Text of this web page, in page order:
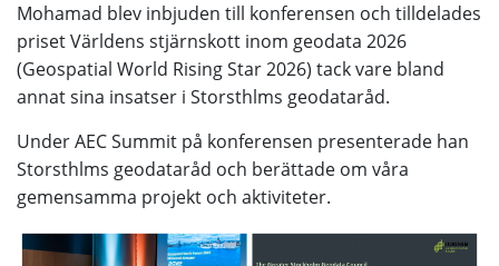
Mohamad blev inbjuden till konferensen och tilldelades
priset Världens stjärnskott inom geodata 2026
(Geospatial World Rising Star 2026) tack vare bland
annat sina insatser i Storsthlms geodataråd.
Under AEC Summit på konferensen presenterade han
Storsthlms geodataråd och berättade om våra
gemensamma projekt och aktiviteter.